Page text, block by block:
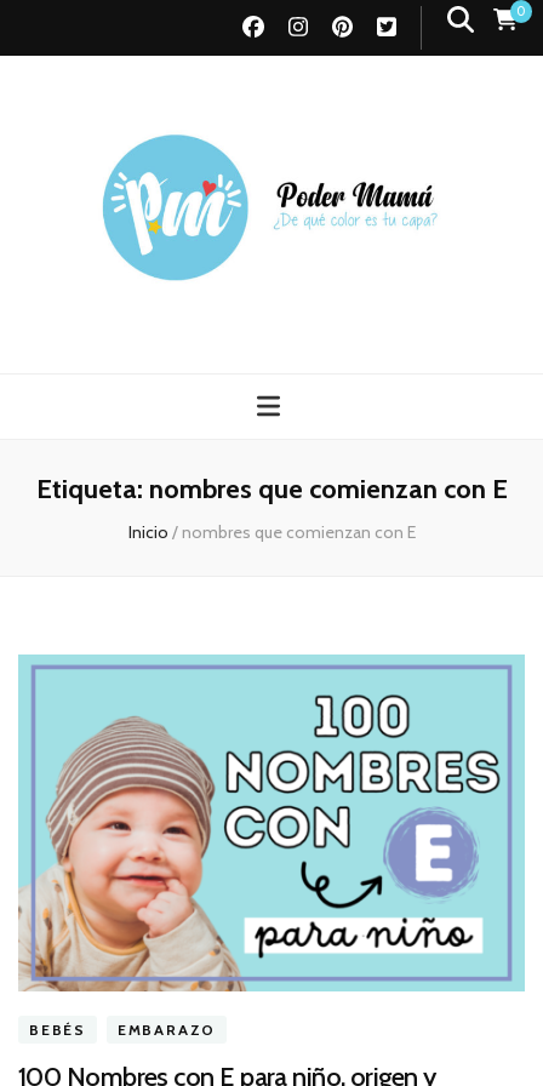
0
Etiqueta: nombres que comienzan con E
Inicio / nombres que comienzan con E
BEBÉS EMBARAZO
100 Nombres con E para niño, origen y